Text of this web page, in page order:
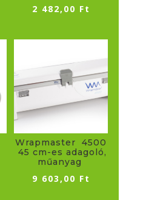
2 482,00 Ft
Wrapmaster 4500
45 cm-es adagoló,
műanyag
9 603,00 Ft